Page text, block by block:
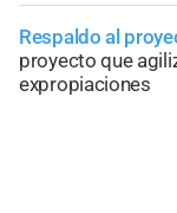
Respaldo al
proyecto que
expropiaciones